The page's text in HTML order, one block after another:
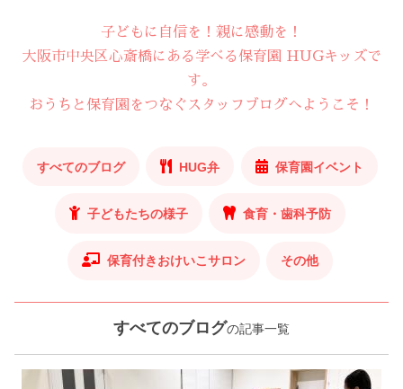
子どもに自信を！親に感動を！
大阪市中央区心斎橋にある学べる保育園 HUGキッズで
す。
おうちと保育園をつなぐスタッフブログへようこそ！
すべてのブログ HUG弁 保育園イベント
子どもたちの様子 食育・歯科予防
保育付きおけいこサロン その他
すべてのブログの記事一覧